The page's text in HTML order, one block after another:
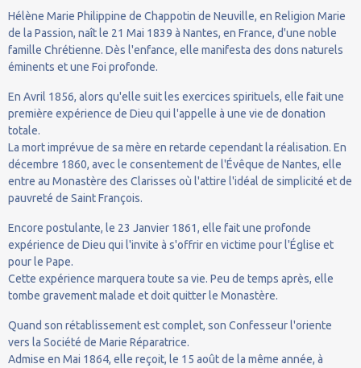
Hélène Marie Philippine de Chappotin de Neuville, en Religion Marie
de la Passion, naît le 21 Mai 1839 à Nantes, en France, d'une noble
famille Chrétienne. Dès l'enfance, elle manifesta des dons naturels
éminents et une Foi profonde.
En Avril 1856, alors qu'elle suit les exercices spirituels, elle fait une
première expérience de Dieu qui l'appelle à une vie de donation
totale.
La mort imprévue de sa mère en retarde cependant la réalisation. En
décembre 1860, avec le consentement de l'Évêque de Nantes, elle
entre au Monastère des Clarisses où l'attire l'idéal de simplicité et de
pauvreté de Saint François.
Encore postulante, le 23 Janvier 1861, elle fait une profonde
expérience de Dieu qui l'invite à s'offrir en victime pour l'Église et
pour le Pape.
Cette expérience marquera toute sa vie. Peu de temps après, elle
tombe gravement malade et doit quitter le Monastère.
Quand son rétablissement est complet, son Confesseur l'oriente
vers la Société de Marie Réparatrice.
Admise en Mai 1864, elle reçoit, le 15 août de la même année, à